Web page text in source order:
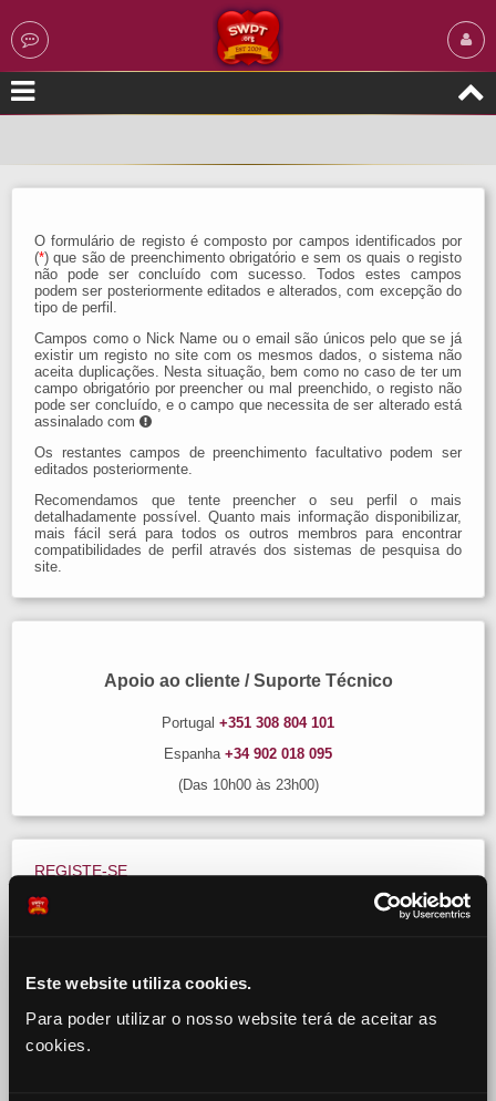
Este website utiliza cookies.
Para poder utilizar o nosso website terá de aceitar as
cookies.
O formulário de registo é composto por campos identificados por
(*) que são de preenchimento obrigatório e sem os quais o registo
não pode ser concluído com sucesso. Todos estes campos
podem ser posteriormente editados e alterados, com excepção do
tipo de perfil.
Campos como o Nick Name ou o email são únicos pelo que se já
existir um registo no site com os mesmos dados, o sistema não
aceita duplicações. Nesta situação, bem como no caso de ter um
campo obrigatório por preencher ou mal preenchido, o registo não
pode ser concluído, e o campo que necessita de ser alterado está
assinalado com
Os restantes campos de preenchimento facultativo podem ser
editados posteriormente.
Recomendamos que tente preencher o seu perfil o mais
detalhadamente possível. Quanto mais informação disponibilizar,
mais fácil será para todos os outros membros para encontrar
compatibilidades de perfil através dos sistemas de pesquisa do
site.
Apoio ao cliente / Suporte Técnico
Portugal +351 308 804 101
Espanha +34 902 018 095
(Das 10h00 às 23h00)
REGISTE-SE
ES |FR |PT
* Nick